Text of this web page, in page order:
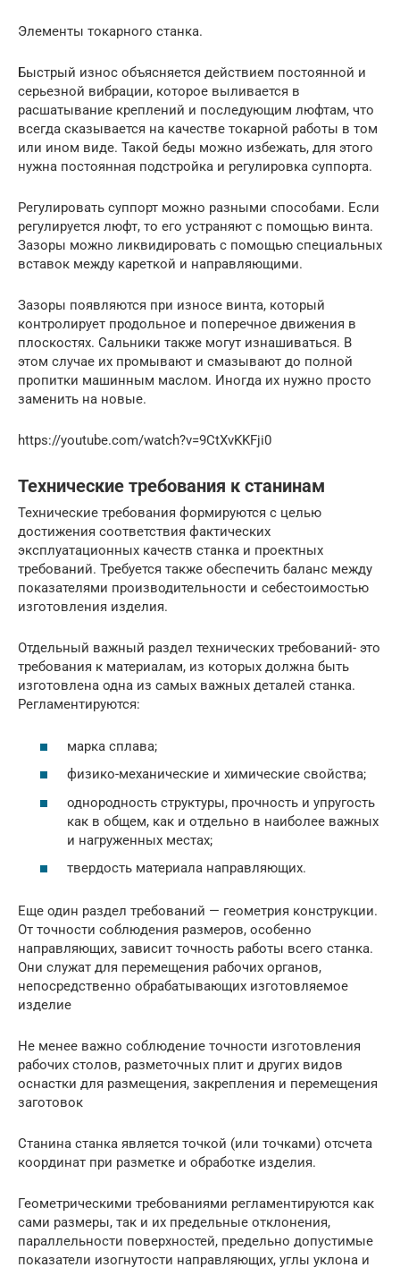
Элементы токарного станка.
Быстрый износ объясняется действием постоянной и
серьезной вибрации, которое выливается в
расшатывание креплений и последующим люфтам, что
всегда сказывается на качестве токарной работы в том
или ином виде. Такой беды можно избежать, для этого
нужна постоянная подстройка и регулировка суппорта.
Регулировать суппорт можно разными способами. Если
регулируется люфт, то его устраняют с помощью винта.
Зазоры можно ликвидировать с помощью специальных
вставок между кареткой и направляющими.
Зазоры появляются при износе винта, который
контролирует продольное и поперечное движения в
плоскостях. Сальники также могут изнашиваться. В
этом случае их промывают и смазывают до полной
пропитки машинным маслом. Иногда их нужно просто
заменить на новые.
https://youtube.com/watch?v=9CtXvKKFji0
Технические требования к станинам
Технические требования формируются с целью
достижения соответствия фактических
эксплуатационных качеств станка и проектных
требований. Требуется также обеспечить баланс между
показателями производительности и себестоимостью
изготовления изделия.
Отдельный важный раздел технических требований- это
требования к материалам, из которых должна быть
изготовлена одна из самых важных деталей станка.
Регламентируются:
марка сплава;
физико-механические и химические свойства;
однородность структуры, прочность и упругость
как в общем, как и отдельно в наиболее важных
и нагруженных местах;
твердость материала направляющих.
Еще один раздел требований — геометрия конструкции.
От точности соблюдения размеров, особенно
направляющих, зависит точность работы всего станка.
Они служат для перемещения рабочих органов,
непосредственно обрабатывающих изготовляемое
изделие
Не менее важно соблюдение точности изготовления
рабочих столов, разметочных плит и других видов
оснастки для размещения, закрепления и перемещения
заготовок
Станина станка является точкой (или точками) отсчета
координат при разметке и обработке изделия.
Геометрическими требованиями регламентируются как
сами размеры, так и их предельные отклонения,
параллельности поверхностей, предельно допустимые
показатели изогнутости направляющих, углы уклона и